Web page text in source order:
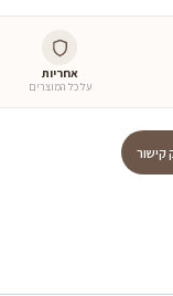
אחריות
על כל המוצרים
קישור